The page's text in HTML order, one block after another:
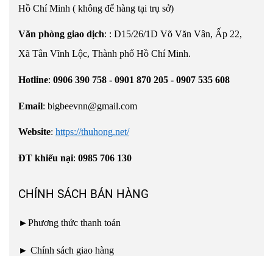
Hồ Chí Minh ( không để hàng tại trụ sở)
Văn phòng giao dịch: : D15/26/1D Võ Văn Vân, Ấp 22,
Xã Tân Vĩnh Lộc, Thành phố Hồ Chí Minh.
Hotline: 0906 390 758 - 0901 870 205 - 0907 535 608
Email: bigbeevnn@gmail.com
Website: https://thuhong.net/
ĐT khiếu nại: 0985 706 130
CHÍNH SÁCH BÁN HÀNG
►Phương thức thanh toán
► Chính sách giao hàng